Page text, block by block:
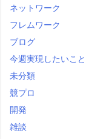
ネットワーク
フレムワーク
ブログ
今週実現したいこと
未分類
競プロ
開発
雑談